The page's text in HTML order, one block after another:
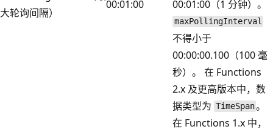
大轮询间隔）
00:01:00
00:01:00（1 分钟）。
maxPollingInterval
不得小于
00:00:00.100（100 毫
秒）。 在 Functions
2.x 及更高版本中，数
据类型为 TimeSpan。
在 Functions 1.x 中，